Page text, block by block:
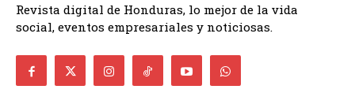
Revista digital de Honduras, lo mejor de la vida
social, eventos empresariales y noticiosas.